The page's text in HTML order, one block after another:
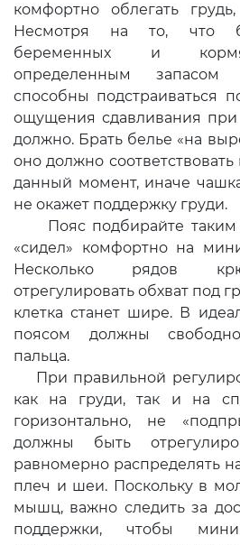
комфортно облегать
Несмотря на то, что
беременных и
определенным запасом
способны подстраиваться
ощущения сдавливания
должно. Брать белье «на
оно должно
данный момент, иначе
не окажет поддержку груди.
Пояс подбирайте таким
«сидел» комфортно на
Несколько рядов
отрегулировать обхват под
клетка станет шире. В
поясом должны
пальца.
При правильной
как на груди, так и на
горизонтально, не
должны быть
равномерно распределять
плеч и шеи. Поскольку в
мышц, важно следить за
поддержки, чтобы